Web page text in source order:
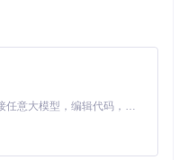
Claude Code 的开源替代方案。连接任意大模型，编辑代码，运行命令，自动验证 — 全自动执行。用 Rust 构建，极致性能。 ｜ An open-source alternative to Claude Code. Connect any LLM, edit code, run commands, and verify changes — autonomously. Built in Rust for speed. Get Started